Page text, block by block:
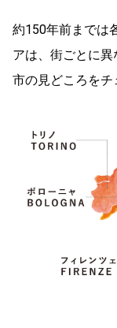
約150年前までは
アは、街ごとに
市の見どころをチ